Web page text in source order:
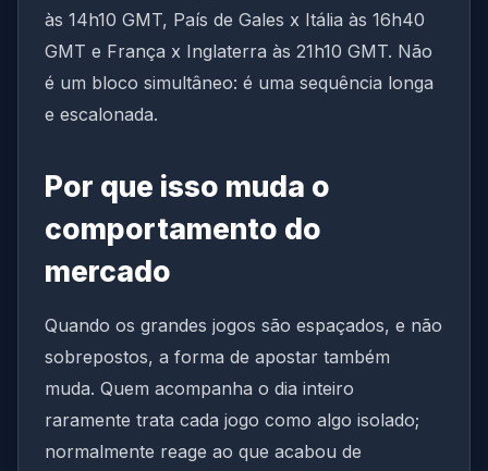
às 14h10 GMT, País de Gales x Itália às 16h40
GMT e França x Inglaterra às 21h10 GMT. Não
é um bloco simultâneo: é uma sequência longa
e escalonada.
Por que isso muda o
comportamento do
mercado
Quando os grandes jogos são espaçados, e não
sobrepostos, a forma de apostar também
muda. Quem acompanha o dia inteiro
raramente trata cada jogo como algo isolado;
normalmente reage ao que acabou de